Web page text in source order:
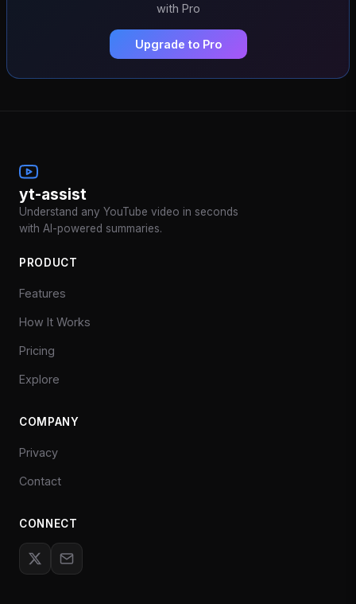
with Pro
Upgrade to Pro
yt-assist
Understand any YouTube video in seconds
with AI-powered summaries.
PRODUCT
Features
How It Works
Pricing
Explore
COMPANY
Privacy
Contact
CONNECT